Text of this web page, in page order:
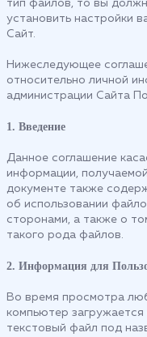
тип файлов, то вы
установить настройки
Сайт.
Нижеследующее
относительно личной
администрации Сайта
1. Введение
Данное соглашение
информации,
документе также
об использовании
сторонами, а также о
такого рода файлов.
2. Информация для
Во время просмотра
компьютер
текстовый файл под